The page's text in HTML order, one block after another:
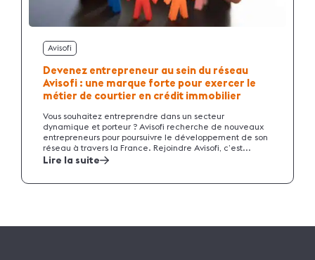
Avisofi
Devenez entrepreneur au sein du réseau
Avisofi : une marque forte pour exercer le
métier de courtier en crédit immobilier
Vous souhaitez entreprendre dans un secteur
dynamique et porteur ? Avisofi recherche de nouveaux
entrepreneurs pour poursuivre le développement de son
réseau à travers la France. Rejoindre Avisofi, c’est...
Lire la suite